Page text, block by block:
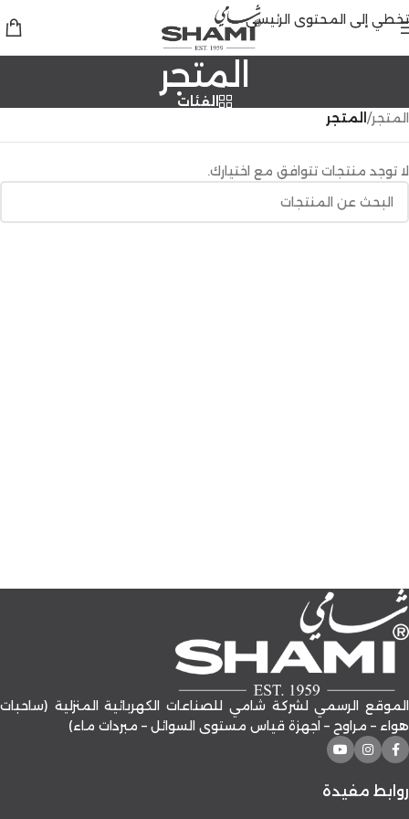
تخطي إلى المحتوى الرئيسي
المتجر
الفئات
المتجر/ المتجر
لا توجد منتجات تتوافق مع اختيارك.
الموقع الرسمي لشركة شامي للصناعات الكهربائية المنزلية (ساحبات
هواء – مراوح – اجهزة قياس مستوى السوائل – مبردات ماء)
روابط مفيدة